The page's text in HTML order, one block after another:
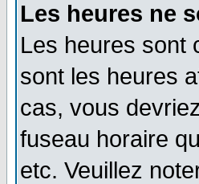
Les heures ne
Les heures sont
sont les heures
cas, vous
fuseau horaire
etc. Veuillez